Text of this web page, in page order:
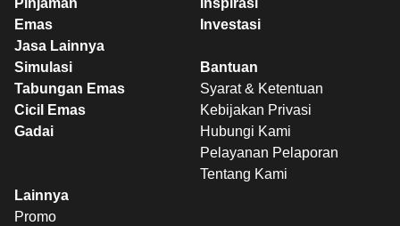
Pinjaman
Emas
Jasa Lainnya
Inspirasi
Investasi
Simulasi
Tabungan Emas
Cicil Emas
Gadai
Bantuan
Syarat & Ketentuan
Kebijakan Privasi
Hubungi Kami
Pelayanan Pelaporan
Tentang Kami
Lainnya
Promo